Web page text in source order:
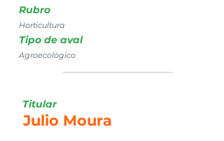
Rubro
Horticultura
Tipo de aval
Agroecológico
Titular
Julio Moura